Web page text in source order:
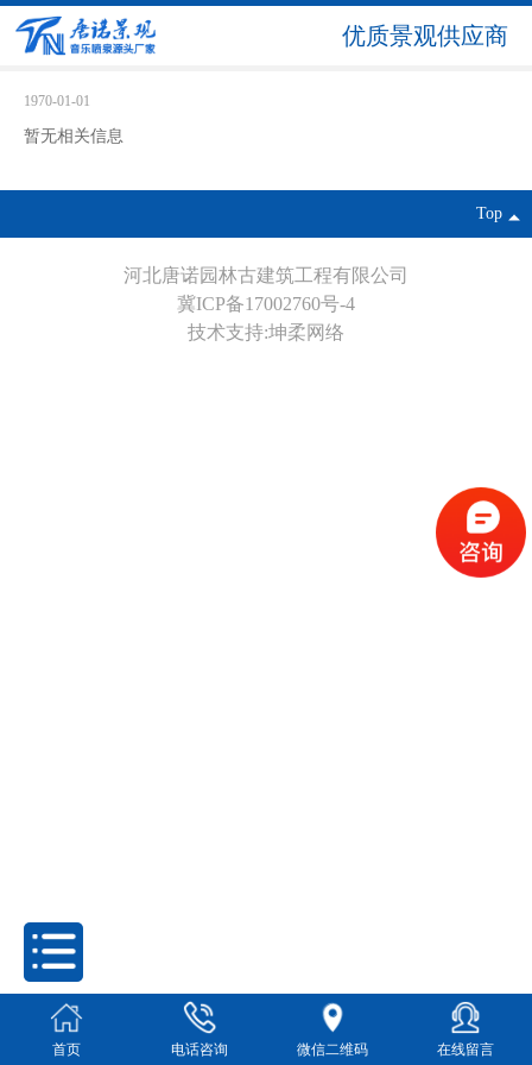
优质景观供应商
1970-01-01
暂无相关信息
Top
河北唐诺园林古建筑工程有限公司
冀ICP备17002760号-4
技术支持:坤柔网络
首页 电话咨询 微信二维码 在线留言